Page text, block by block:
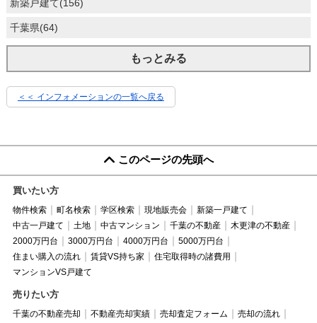
新築戸建て(156)
千葉県(64)
もっとみる
＜＜ インフォメーションの一覧へ戻る
このページの先頭へ
買いたい方
物件検索 町名検索 学区検索 現地販売会
新築一戸建て
中古一戸建て
土地 中古マンション 千葉の不動産
木更津の不動産
2000万円台
3000万円台 4000万円台
5000万円台
住まい購入の流れ
賃貸VS持ち家
住宅取得時の諸費用
マンションVS戸建て
売りたい方
千葉の不動産売却 不動産売却実績 売却査定フォーム
売却の流れ